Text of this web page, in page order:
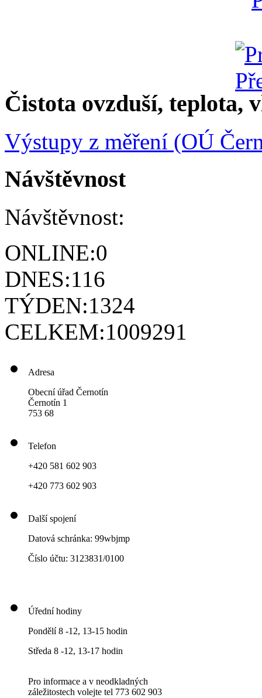
Čistota ovzduší, teplota,
Výstupy z měření (OÚ
Návštěvnost
Návštěvnost:
ONLINE:0
DNES:116
TÝDEN:1324
CELKEM:1009291
Adresa
Obecní úřad Černotín
Černotín 1
753 68
Telefon
+420 581 602 903
+420 773 602 903
Další spojení
Datová schránka: 99wbjmp
Číslo účtu: 3123831/0100
Úřední hodiny
Pondělí 8 -12, 13-15 hodin
Středa 8 -12, 13-17 hodin
Pro informace a v neodkladných
záležitostech volejte tel 773 602 903